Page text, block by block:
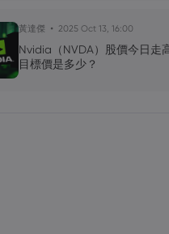
黃達傑 2025 Oct 13, 16:00
Nvidia（NVDA）股價今日走
目標價是多少？